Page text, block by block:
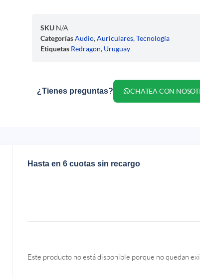
SKU N/A
CategoríasAudio,Auriculares,Tecnología
Etiquetas Redragon, Uruguay
¿Tienes preguntas? CHATEA CON
Hasta en 6 cuotas sin recargo
Este producto no está disponible porque no quedan